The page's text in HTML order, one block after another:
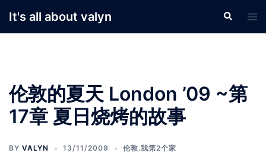
It's all about valyn Search
伦敦的夏天 London ’09 ~第
17章 夏日烧烤的故事
BY VALYN 13/11/2009 伦敦.我第2个家